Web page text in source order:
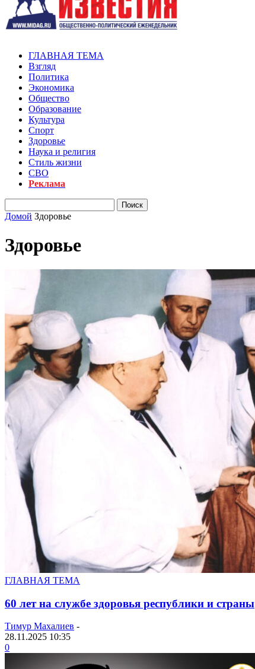
ГЛАВНАЯ ТЕМА
Взгляд
Политика
Экономика
Общество
Образование
Культура
Спорт
Здоровье
Наука и религия
Стиль жизни
СВО
Реклама
Домой Здоровье
Здоровье
ГЛАВНАЯ ТЕМА
60 лет на службе здоровья республики и страны
Тимур Махалиев -
28.11.2025 10:35
0